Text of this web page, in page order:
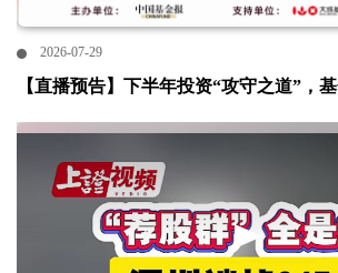
2026-07-29
【直播预告】下半年投资“攻守之道”，